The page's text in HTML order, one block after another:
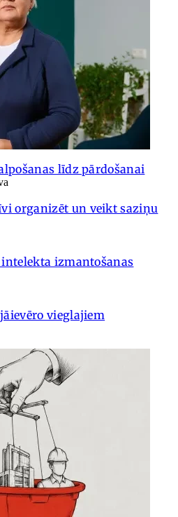
līdz pārdošanai
organizēt un veikt saziņu
izmantošanas
vieglajiem